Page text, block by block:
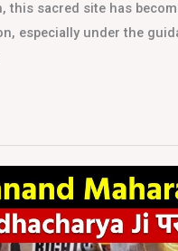
this sacred site has
especially under the